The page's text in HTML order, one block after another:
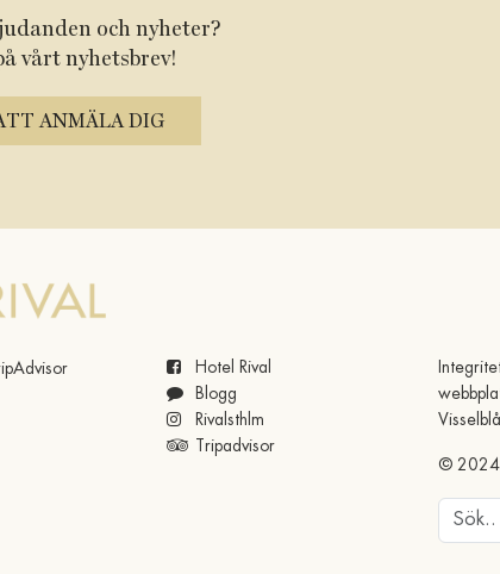
och nyheter?
vårt nyhetsbrev!
ANMÄLA DIG
Hotel Rival
Blogg
Rivalsthlm
Tripadvisor
© 2024